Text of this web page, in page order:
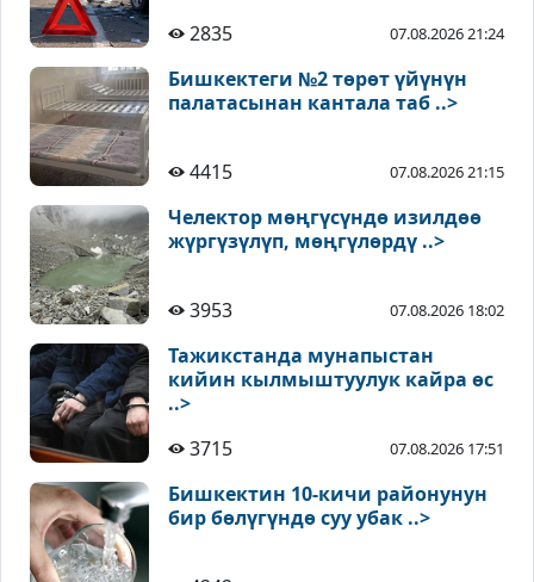
2835 07.08.2026 21:24
Бишкектеги №2 төрөт үйүнүн
палатасынан кантала таб ..>
4415 07.08.2026 21:15
Челектор мөңгүсүндө изилдөө
жүргүзүлүп, мөңгүлөрдү ..>
3953 07.08.2026 18:02
Тажикстанда мунапыстан
кийин кылмыштуулук кайра өс
..>
3715
07.08.2026 17:51
Бишкектин 10-кичи районунун
бир бөлүгүндө суу убак ..>